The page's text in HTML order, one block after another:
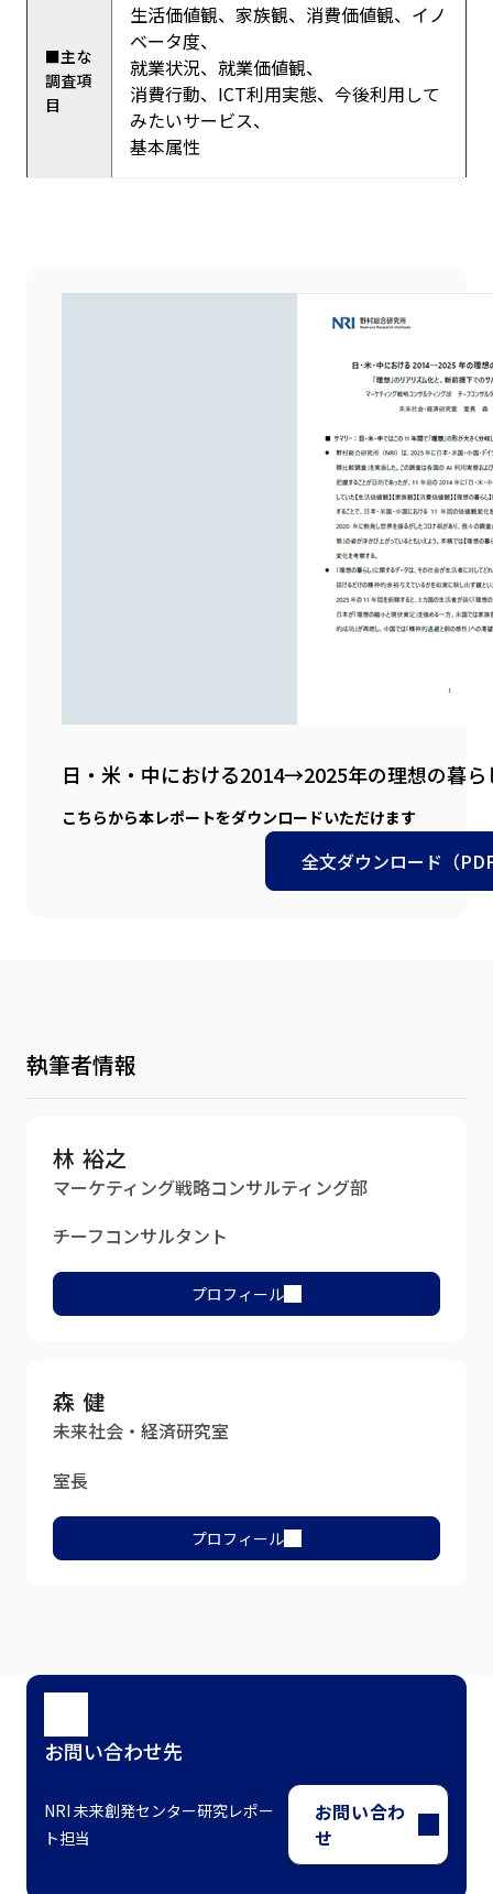
■主な
調査項
目
生活価値観、家族観、消費価値観、イノ
ベータ度、
就業状況、就業価値観、
消費行動、ICT利用実態、今後利用して
みたいサービス、
基本属性
日・米・中における2014→2025年の理想の暮ら
こちらから本レポートをダウンロードいただけます
全文ダウンロード（
執筆者情報
林 裕之
マーケティング戦略コンサルティング部
チーフコンサルタント
プロフィール
森 健
未来社会・経済研究室
室長
プロフィール
お問い合わせ先
NRI 未来創発センター研究レポー
ト担当
お問い合わ
せ